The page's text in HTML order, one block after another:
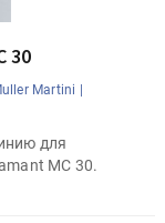
30
Martini |
для
MC 30.